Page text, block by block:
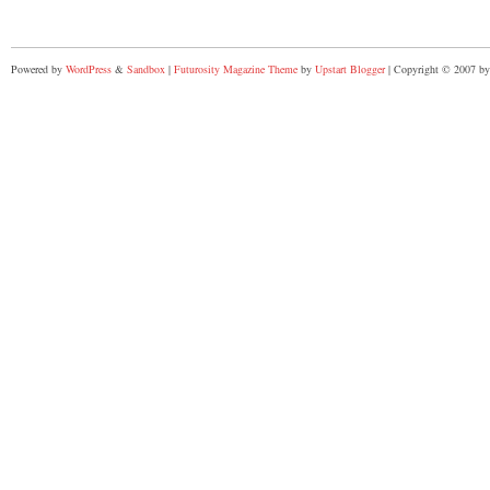
Powered by WordPress & Sandbox | Futurosity Magazine Theme by Upstart Blogger| Copyright © 2007 by